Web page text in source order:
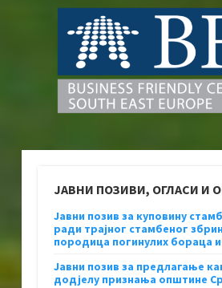
ЈАВНИ ПОЗИВИ, ОГЛАСИ И
Јавни позив за куповину
ради трајног стамбеног
породица погинулих бораца
Јавни позив за предлагање
додјелу признања општине